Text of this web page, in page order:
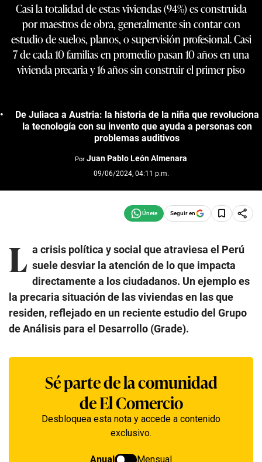
Casi la totalidad de estas viviendas (94%) es construida
por maestros de obra, generalmente sin contar con
estudio de suelos, planos, o supervisión profesional. Casi
7 de cada 10 familias en promedio pasan 10 años en una
vivienda precaria y 16 años sin construir el primer piso
De Juliaca a Austria: la historia de la niña que revoluciona
la tecnología con su invento que ayuda a personas con
problemas auditivos
Por Juan Pablo León Almenara
09/06/2024, 04:11 p.m.
Seguir en
L a crisis política y social que atraviesa el Perú
suele desviar la atención de lo que impacta
directamente a los ciudadanos. Un ejemplo es
la precaria situación de las viviendas en las que
residen, reflejado en un reciente estudio del Grupo
de Análisis para el Desarrollo (Grade).